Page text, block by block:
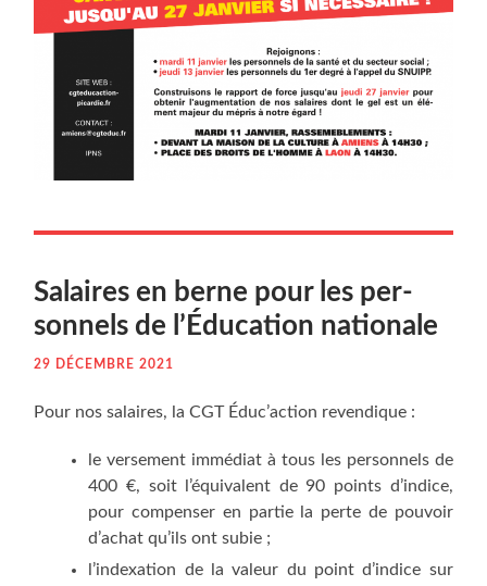
Salaires en berne pour les per­
son­nels de l’Éducation nationale
29 DÉCEMBRE 2021
Pour nos salaires, la CGT Éduc’action revendique :
le ver­se­ment immé­diat à tous les per­son­nels de
400 €, soit l’équivalent de 90 points d’indice,
pour com­pen­ser en par­tie la perte de pou­voir
d’achat qu’ils ont subie ;
l’indexation de la valeur du point d’indice sur